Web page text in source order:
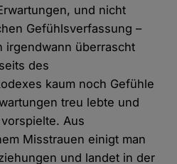
und nicht
Gefühlsverfassung –
irgendwann überrascht
des
kaum noch Gefühle
treu lebte und
Aus
Misstrauen einigt man
und landet in der